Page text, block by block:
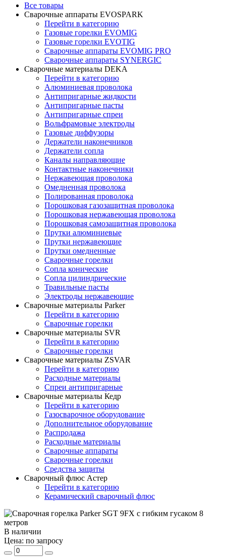
Все товары
Сварочные аппараты EVOSPARK
Перейти в категорию
Газовые горелки EVOMIG
Газовые горелки EVOTIG
Сварочные аппараты EVOMIG PRO
Сварочные аппараты SYNERGIC
Сварочные материалы DEKA
Перейти в категорию
Алюминиевая проволока
Антипригарные жидкости
Антипригарные пасты
Антипригарные спреи
Вольфрамовые электроды
Газовые диффузоры
Держатели наконечников
Держатели сопла
Каналы направляющие
Контактные наконечники
Нержавеющая проволока
Омедненная проволока
Полированная проволока
Порошковая газозащитная проволока
Порошковая нержавеющая проволока
Порошковая самозащитная проволока
Прутки алюминиевые
Прутки нержавеющие
Прутки омедненные
Сварочные горелки
Сопла конические
Сопла цилиндрические
Травильные пасты
Электроды нержавеющие
Сварочные материалы Parker
Перейти в категорию
Сварочные горелки
Сварочные материалы SVR
Перейти в категорию
Сварочные горелки
Сварочные материалы ZSVAR
Перейти в категорию
Расходные материалы
Спреи антипригарные
Сварочные материалы Кедр
Перейти в категорию
Газосварочное оборудование
Дополнительное оборудование
Распродажа
Расходные материалы
Сварочные аппараты
Сварочные горелки
Средства защиты
Сварочный флюс Астер
Перейти в категорию
Керамический сварочный флюс
В наличии
Цена: по запросу